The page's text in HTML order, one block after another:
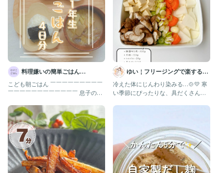
料理嫌いの簡単ごはん
❨𝗮𝘆𝗮𝗺𝗮𝗺𝗮❩
こども朝ごはん ￣￣￣￣￣￣￣￣￣
￣￣￣￣￣￣￣￣￣￣￣￣ 息子の朝
ゆい￤フリージングで楽する離
乳食 幼児食 | 簡単作りおき
冷えた体にじんわり染みる…🍲💛 寒
い季節にぴったりな、具だくさんの